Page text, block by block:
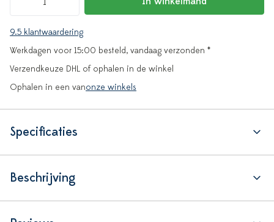
9.5 klantwaardering
Werkdagen voor 15:00 besteld, vandaag verzonden *
Verzendkeuze DHL of ophalen in de winkel
Ophalen in een vanonze winkels
Specificaties
Beschrijving